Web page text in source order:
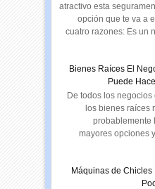
atractivo esta
opción que te va a
cuatro razones: Es un
Bienes Raíces El
Puede
De todos los negocios
los bienes raíces
probablemente
mayores opciones
Máquinas de Chicles